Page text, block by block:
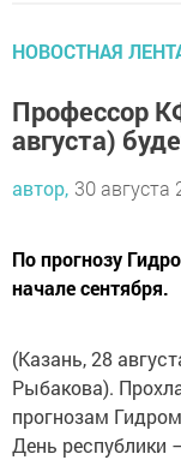
НОВОСТНАЯ
Профессор
августа)
автор, 30 августа
По прогнозу
начале сентября.
(Казань, 28
Рыбакова).
прогнозам
День республики